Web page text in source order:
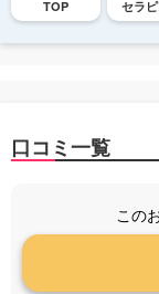
TOP セラ
口コミ一覧
この